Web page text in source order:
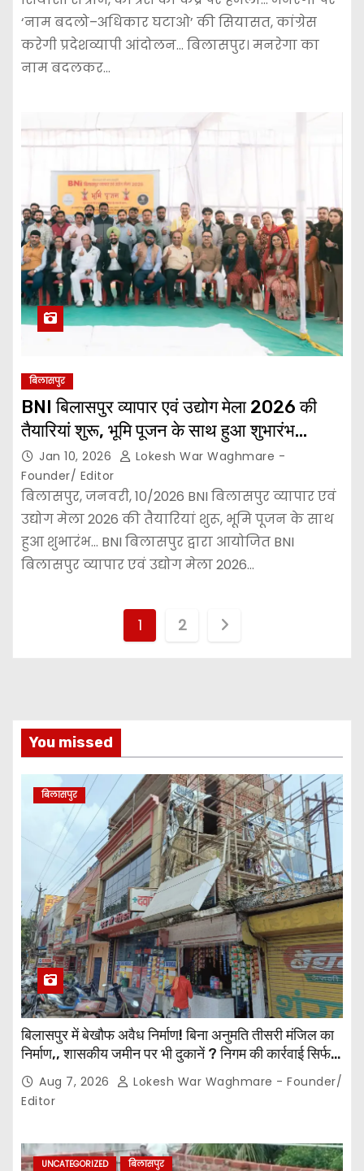
‘नाम बदलो–अधिकार घटाओ’ की सियासत, कांग्रेस
करेगी प्रदेशव्यापी आंदोलन… बिलासपुर। मनरेगा का
नाम बदलकर…
बिलासपुर
BNI बिलासपुर व्यापार एवं उद्योग मेला 2026 की
तैयारियां शुरू, भूमि पूजन के साथ हुआ शुभारंभ…
Jan 10, 2026
Lokesh War Waghmare -
Founder/ Editor
बिलासपुर, जनवरी, 10/2026 BNI बिलासपुर व्यापार एवं
उद्योग मेला 2026 की तैयारियां शुरू, भूमि पूजन के साथ
हुआ शुभारंभ… BNI बिलासपुर द्वारा आयोजित BNI
बिलासपुर व्यापार एवं उद्योग मेला 2026…
t
s
p
a
g
i
n
a
t
i
o
1 2
You missed
बिलासपुर
बिलासपुर में बेखौफ अवैध निर्माण! बिना अनुमति तीसरी मंजिल का
निर्माण,, शासकीय जमीन पर भी दुकानें ? निगम की कार्रवाई सिर्फ
नोटिस तक सीमित? मुख्य मार्ग पर नियमों की खुलेआम अनदेखी,
जिम्मेदार अधिकारियों की कार्यप्रणाली पर उठे सवाल…
Aug 7, 2026
Lokesh War Waghmare - Founder/
Editor
UNCATEGORIZED बिलासपुर